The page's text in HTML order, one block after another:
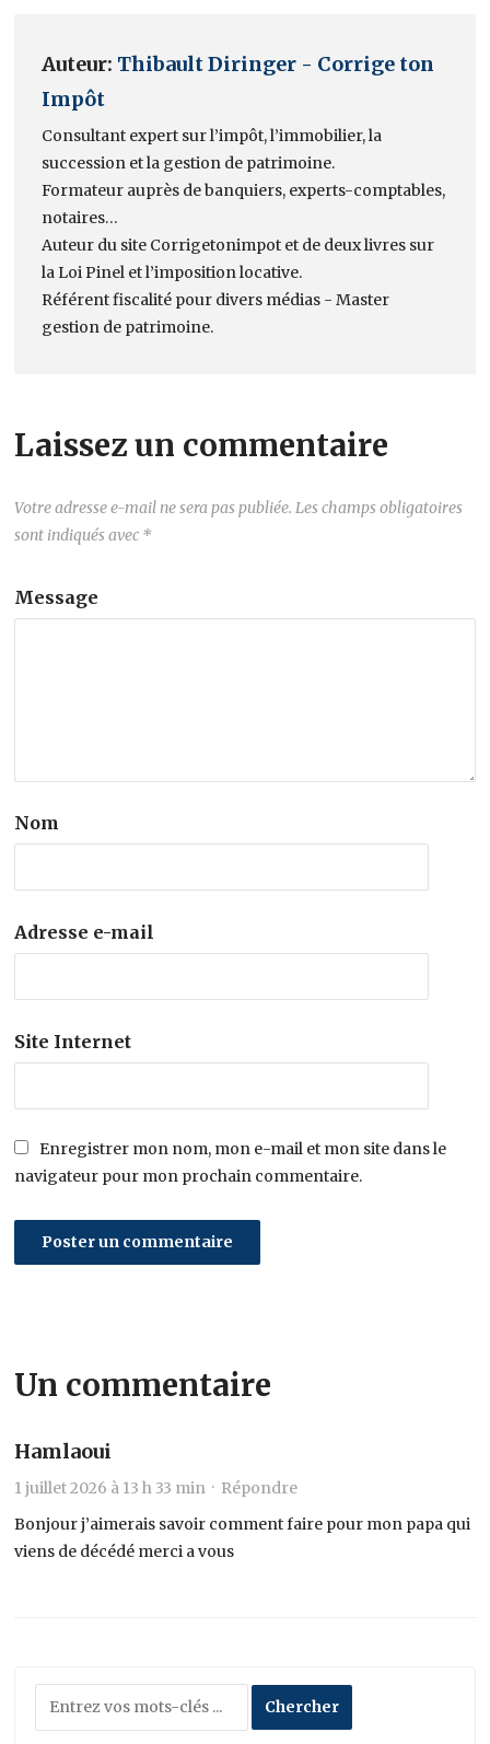
Auteur: Thibault Diringer - Corrige ton
Impôt
Consultant expert sur l’impôt, l’immobilier, la
succession et la gestion de patrimoine.
Formateur auprès de banquiers, experts-comptables,
notaires…
Auteur du site Corrigetonimpot et de deux livres sur
la Loi Pinel et l’imposition locative.
Référent fiscalité pour divers médias - Master
gestion de patrimoine.
Laissez un commentaire
Votre adresse e-mail ne sera pas publiée. Les champs obligatoires
sont indiqués avec *
Message
Nom
Adresse e-mail
Site Internet
Enregistrer mon nom, mon e-mail et mon site dans le
navigateur pour mon prochain commentaire.
Un commentaire
Hamlaoui
1 juillet 2026 à 13 h 33 min · Répondre
Bonjour j’aimerais savoir comment faire pour mon papa qui
viens de décédé merci a vous